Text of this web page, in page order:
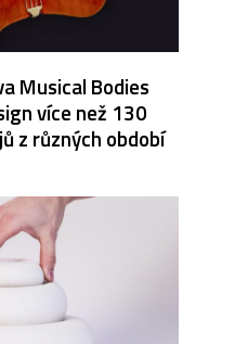
Musical Bodies
více než 130
z různých období